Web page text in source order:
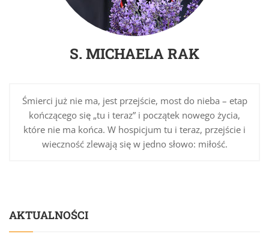
S. MICHAELA RAK
Śmierci już nie ma, jest przejście, most do nieba – etap
kończącego się „tu i teraz” i początek nowego życia,
które nie ma końca. W hospicjum tu i teraz, przejście i
wieczność zlewają się w jedno słowo: miłość.
AKTUALNOŚCI